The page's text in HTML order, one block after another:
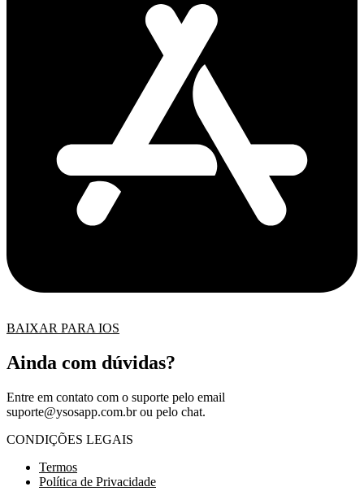
BAIXAR PARA IOS
Ainda com dúvidas?
Entre em contato com o suporte pelo email
suporte@ysosapp.com.brou pelo chat.
CONDIÇÕES LEGAIS
Termos
Política de Privacidade